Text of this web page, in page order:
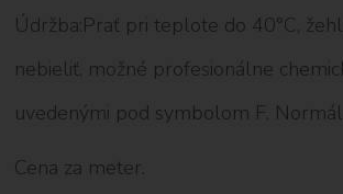
Údržba:Prať pri teplote do 40°C,
nebieliť, možné profesionálne
uvedenými pod symbolom F.
Cena za meter.